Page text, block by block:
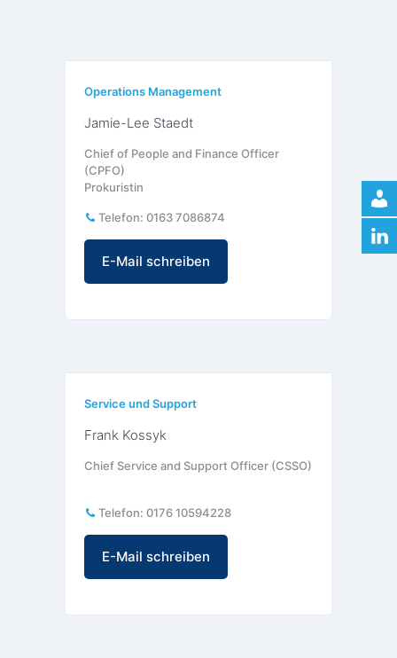
Operations Management
Jamie-Lee Staedt
Chief of People and Finance Officer
(CPFO)
Prokuristin
Telefon:0163 7086874
E-Mail schreiben
Service und Support
Frank Kossyk
Chief Service and Support Officer (CSSO)
Telefon:0176 10594228
E-Mail schreiben